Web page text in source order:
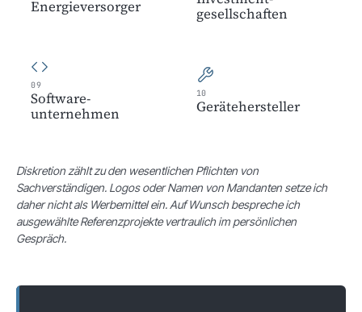
Energie­versorger gesellschaften
09
Software­
unternehmen
10
Geräte­hersteller
Diskretion zählt zu den wesentlichen Pflichten von
Sachverständigen. Logos oder Namen von Mandanten setze ich
daher nicht als Werbemittel ein. Auf Wunsch bespreche ich
ausgewählte Referenzprojekte vertraulich im persönlichen
Gespräch.